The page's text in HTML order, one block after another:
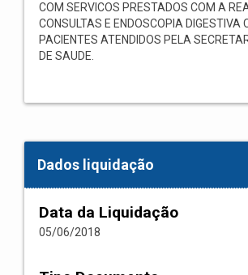
COM SERVICOS PRESTADOS COM A
CONSULTAS E ENDOSCOPIA DIGESTIVA
PACIENTES ATENDIDOS PELA
DE SAUDE.
Dados liquidação
Data da Liquidação
05/06/2018